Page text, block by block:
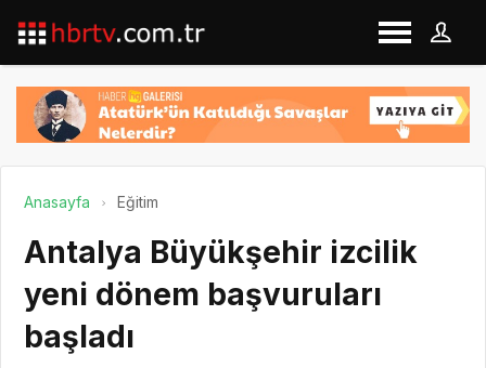
Anasayfa Eğitim
Antalya Büyükşehir izcilik
yeni dönem başvuruları
başladı